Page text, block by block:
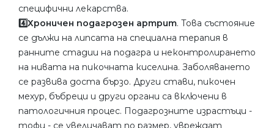
специфични лекарства.
4️⃣Хроничен подагрозен артрит. Това състояние
се дължи на липсата на специална терапия в
ранните стадии на подагра и неконтролирането
на нивата на пикочната киселина. Заболяването
се развива доста бързо. Други стави, пикочен
мехур, бъбреци и други органи са включени в
патологичния процес. Подагрозните израстъци -
тофи - се увеличават по размер, увреждат